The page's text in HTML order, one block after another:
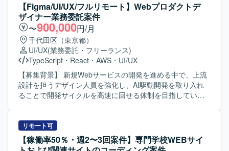
【Figma/UI/UX/フルリモート】Webプロダクトデ
ザイナー業務委託案件
〜900,000円/月
千代田区（東京都）
UI/UX(業務委託・フリーランス)
TypeScript ・ React ・ AWS ・ UI/UX
【募集背景】 新規Webサービスの開発を進める中で、上流
設計を担うデザイン人員を強化し、AI駆動開発を取り入れ
ることで開発サイクルを高速に回せる体制を目指している
ます。ユーザーヒアリングを通じたニーズ・課題の把握、
ユーザーストーリーおよびユースケースの定義、業務フロ
ーの整理を行い、サービス全体の情報アーキテクチャ設計
リモート可
【稼働率50％・週2〜3回案件】専門学校WEBサイ